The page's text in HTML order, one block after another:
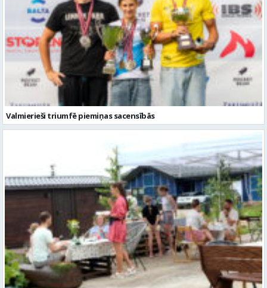
Valmierieši triumfē piemiņas sacensībās